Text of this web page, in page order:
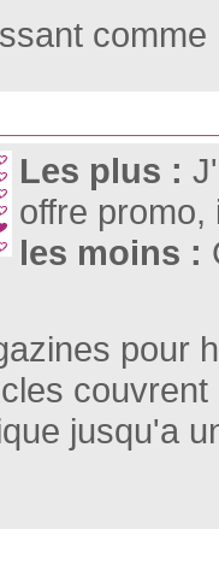
Les plus :
offre promo,
les moins :
pour
jusqu'a